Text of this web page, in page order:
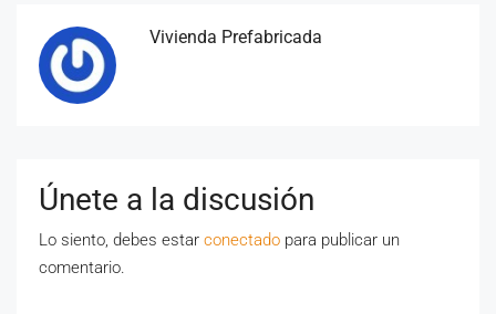
Vivienda Prefabricada
Únete a la discusión
Lo siento, debes estar conectado para publicar un
comentario.